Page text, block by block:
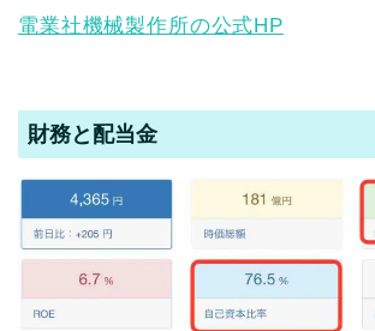
電業社機械製作所の公式HP
財務と配当金